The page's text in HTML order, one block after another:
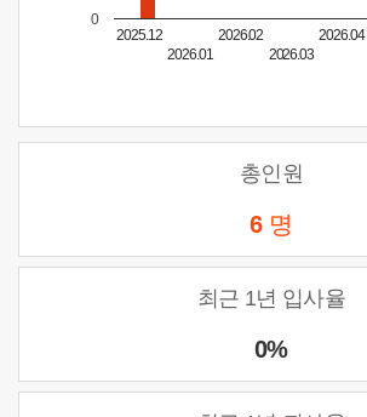
2025.12
2026.01
2026.02
2026.03
2026.04
0
총인원
6 명
최근 1년 입사율
0%